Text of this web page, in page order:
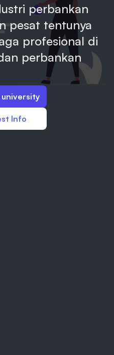
perbankan
pesat tentunya
profesional di
perbankan
university
Info